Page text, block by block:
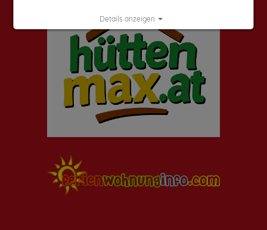
Details anzeigen
Impressum| Datenschutz